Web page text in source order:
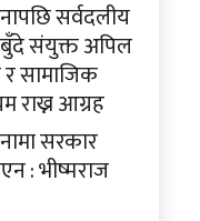
सर्वदलीय
संयुक्त अपिल
र सामाजिक
राख्न आग्रह
सरकार
: भीष्मराज